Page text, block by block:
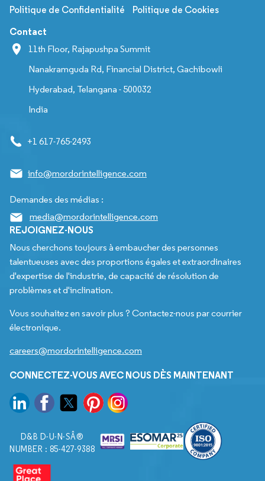
Politique de Confidentialité Politique de Cookies
Contact
11th Floor, Rajapushpa Summit
Nanakramguda Rd, Financial District, Gachibowli
Hyderabad, Telangana - 500032
India
+1 617-765-2493
info@mordorintelligence.com
Demandes des médias :
media@mordorintelligence.com
REJOIGNEZ-NOUS
Nous cherchons toujours à embaucher des personnes
talentueuses avec des proportions égales et extraordinaires
d'expertise de l'industrie, de capacité de résolution de
problèmes et d'inclination.
Vous souhaitez en savoir plus ? Contactez-nous par courrier
électronique.
careers@mordorintelligence.com
CONNECTEZ-VOUS AVEC NOUS DÈS MAINTENANT
D&B D-U-N-SÂ®
NUMBER : 85-427-9388